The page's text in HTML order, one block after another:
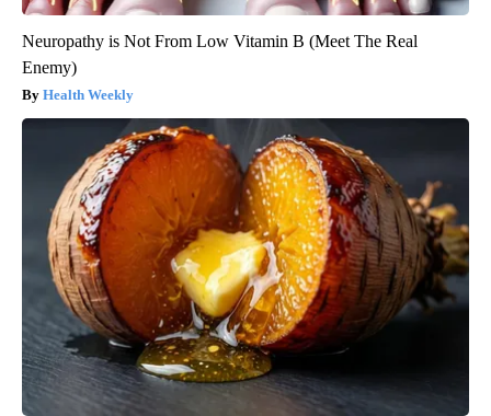
Neuropathy is Not From Low Vitamin B (Meet The Real
Enemy)
Health Weekly